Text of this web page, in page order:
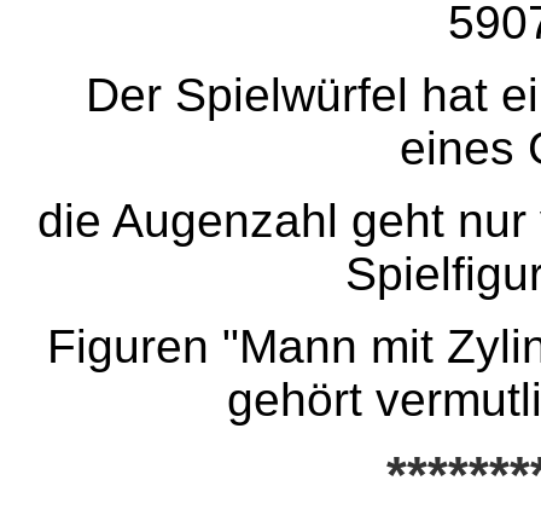
Der Spielwürfel hat
eines
die Augenzahl geht
Figuren "Mann mit
gehört